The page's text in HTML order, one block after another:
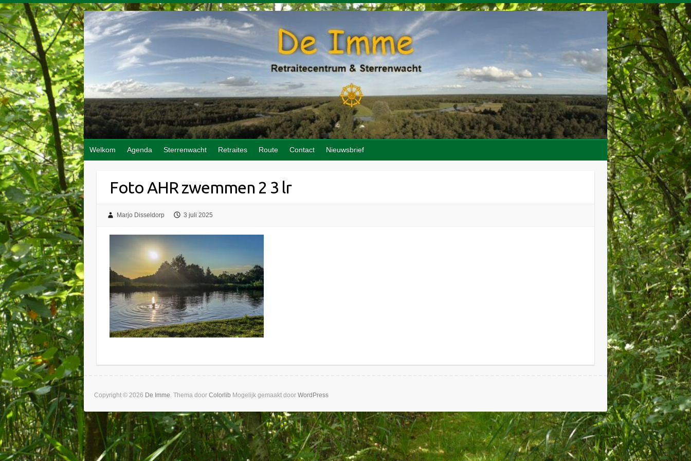
Doorgaan
naar
inhoud
Welkom Agenda Sterrenwacht Retraites Route Contact Nieuwsbrief
Foto AHR zwemmen 2 3 lr
Marjo Disseldorp 3 juli 2025
Copyright © 2026 De Imme. Thema door Colorlib Mogelijk gemaakt door WordPress